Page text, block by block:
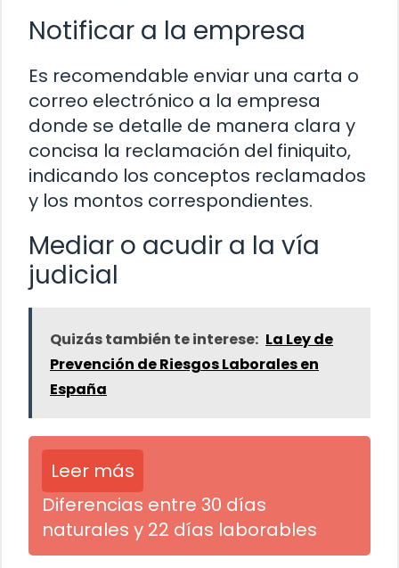
Notificar a la empresa
Es recomendable enviar una carta o
correo electrónico a la empresa
donde se detalle de manera clara y
concisa la reclamación del finiquito,
indicando los conceptos reclamados
y los montos correspondientes.
Mediar o acudir a la vía
judicial
Quizás también te interese: La Ley de
Prevención de Riesgos Laborales en
España
Leer más
Diferencias entre 30 días
naturales y 22 días laborables